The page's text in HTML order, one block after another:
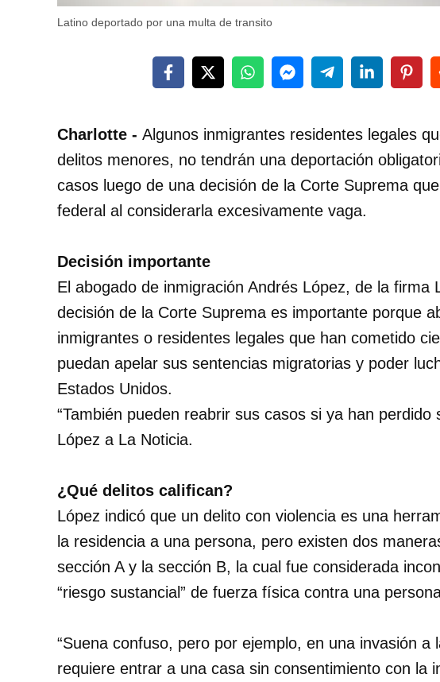
Latino deportado por una multa de transito
Charlotte - Algunos inmigrantes residentes legales
delitos menores, no tendrán una deportación
casos luego de una decisión de la Corte Suprema
federal al considerarla excesivamente vaga.
Decisión importante
El abogado de inmigración Andrés López, de la firma
decisión de la Corte Suprema es importante porque
inmigrantes o residentes legales que han cometido
puedan apelar sus sentencias migratorias y poder
Estados Unidos.
“También pueden reabrir sus casos si ya han
López a La Noticia.
¿Qué delitos califican?
López indicó que un delito con violencia es una
la residencia a una persona, pero existen dos
sección A y la sección B, la cual fue considerada
“riesgo sustancial” de fuerza física contra una
“Suena confuso, pero por ejemplo, en una invasión a
requiere entrar a una casa sin consentimiento con la